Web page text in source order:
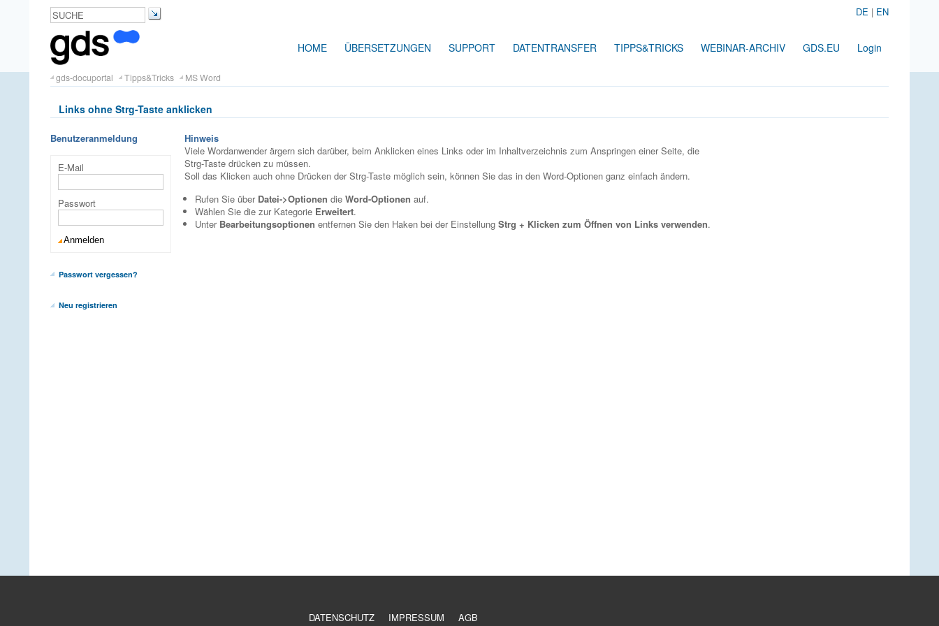
DE | EN
HOME ÜBERSETZUNGEN SUPPORT DATENTRANSFER TIPPS&TRICKS WEBINAR-ARCHIV GDS.EU Login
gds-docuportal Tipps&Tricks MS Word
Links ohne Strg-Taste anklicken
Benutzeranmeldung
E-Mail
Passwort
Passwort vergessen?
Neu registrieren
Hinweis
Viele Wordanwender ärgern sich darüber, beim Anklicken eines Links oder im Inhaltverzeichnis zum Anspringen einer Seite, die
Strg-Taste drücken zu müssen.
Soll das Klicken auch ohne Drücken der Strg-Taste möglich sein, können Sie das in den Word-Optionen ganz einfach ändern.
Rufen Sie über Datei->Optionen die Word-Optionen auf.
Wählen Sie die zur Kategorie Erweitert.
Unter Bearbeitungsoptionen entfernen Sie den Haken bei der Einstellung Strg + Klicken zum Öffnen von Links verwenden.
DATENSCHUTZ IMPRESSUM AGB